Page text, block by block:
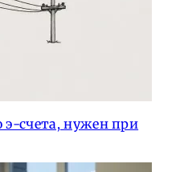
счета, нужен при